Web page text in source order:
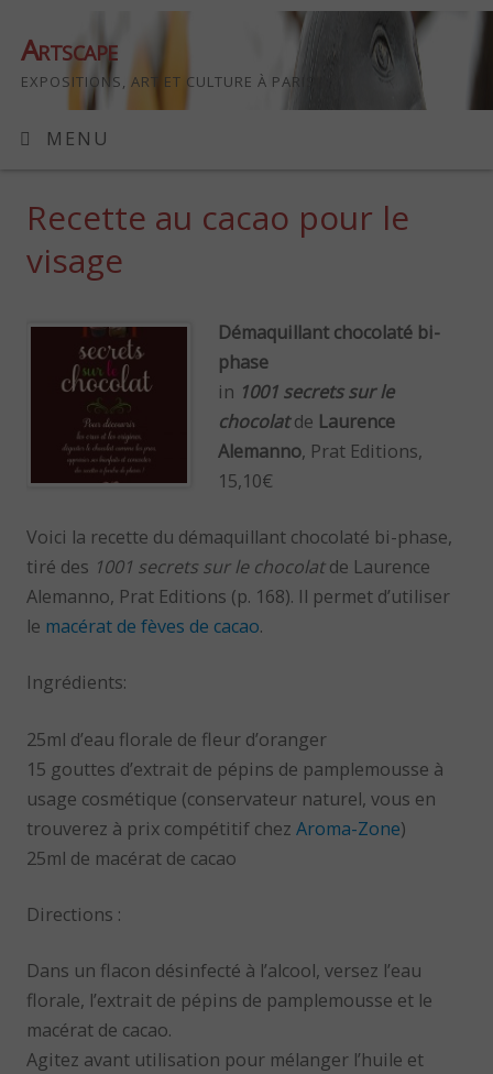
Artscape
EXPOSITIONS, ART ET CULTURE À PARIS
MENU
Recette au cacao pour le
visage
Démaquillant chocolaté bi-
phase
in 1001 secrets sur le
chocolatde Laurence
Alemanno, Prat Editions,
15,10€
Voici la recette du démaquillant chocolaté bi-phase,
tiré des 1001 secrets sur le chocolatde Laurence
Alemanno, Prat Editions (p. 168). Il permet d’utiliser
le macérat de fèves de cacao.
Ingrédients:
25ml d’eau florale de fleur d’oranger
15 gouttes d’extrait de pépins de pamplemousse à
usage cosmétique (conservateur naturel, vous en
trouverez à prix compétitif chezAroma-Zone)
25ml de macérat de cacao
Directions :
Dans un flacon désinfecté à l’alcool, versez l’eau
florale, l’extrait de pépins de pamplemousse et le
macérat de cacao.
Agitez avant utilisation pour mélanger l’huile et